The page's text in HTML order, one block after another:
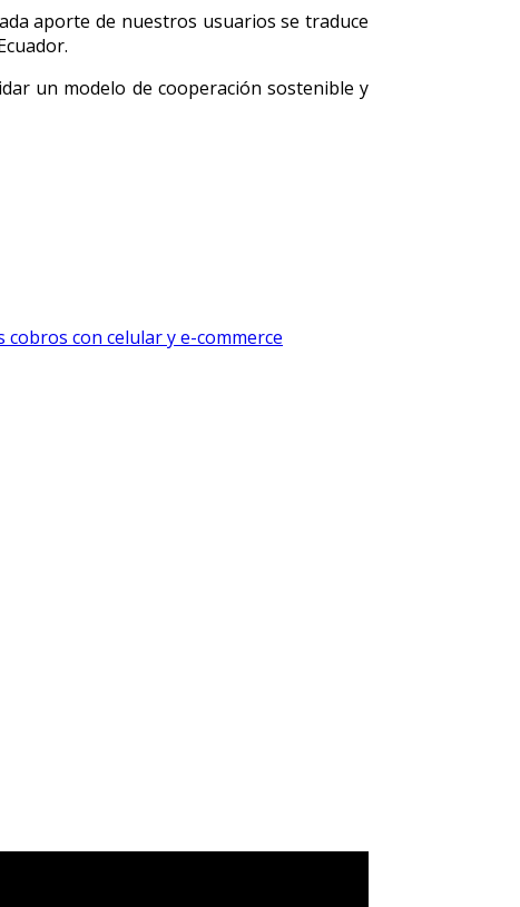
aporte de nuestros usuarios se traduce
un modelo de cooperación sostenible y
cobros con celular y e-commerce